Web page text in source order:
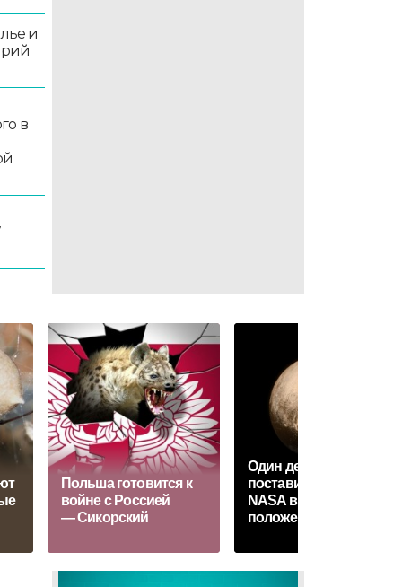
и
в
Польша готовится к
войне с Россией
— Сикорский
Один детский вопрос
поставил ученых
NASA в неловкое
положение